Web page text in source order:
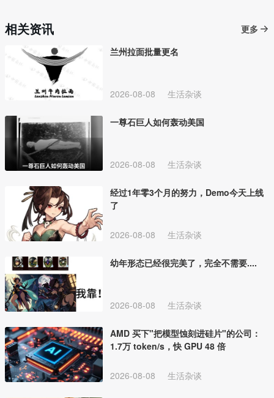
相关资讯
更多
兰州拉面批量更名
2026-08-08 生活杂谈
一尊石巨人如何轰动美国
2026-08-08 生活杂谈
经过1年零3个月的努力，Demo今天上线
了
2026-08-08 生活杂谈
幼年形态已经很完美了，完全不需要....
2026-08-08 生活杂谈
AMD 买下"把模型蚀刻进硅片"的公司：
1.7万 token/s，快 GPU 48 倍
2026-08-08 生活杂谈